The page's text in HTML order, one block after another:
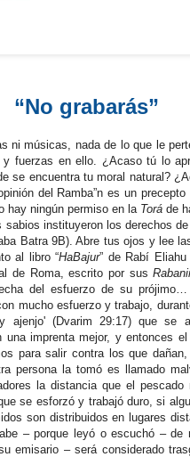
“No grabarás”
ni músicas, nada de lo que le
fuerzas en ello. ¿Acaso tú lo
se encuentra tu moral natural?
del Ramba”n es un
hay ningún permiso en la Torá de
instituyeron los derechos
Batra 9B). Abre tus ojos y lee
al libro “HaBajur” de Rabí
de Roma, escrito por sus
del esfuerzo de su
mucho esfuerzo y trabajo,
ajenjo' (Dvarim 29:17) que se
imprenta mejor, y entonces
para salir contra los que
persona la tomó es llamado
la distancia que el
se esforzó y trabajó duro, si
son distribuidos en lugares
– porque leyó o escuchó – de
emisario – será considerado